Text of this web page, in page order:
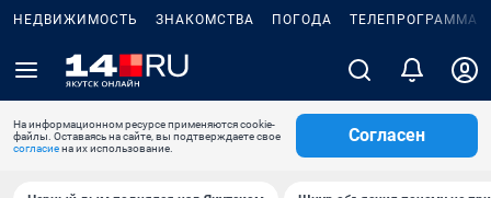
НЕДВИЖИМОСТЬ ЗНАКОМСТВА ПОГОДА ТЕЛЕПРОГРАММА
На информационном ресурсе применяются cookie-
файлы. Оставаясь на сайте, вы подтверждаете свое
согласиена их использование.
Согласен